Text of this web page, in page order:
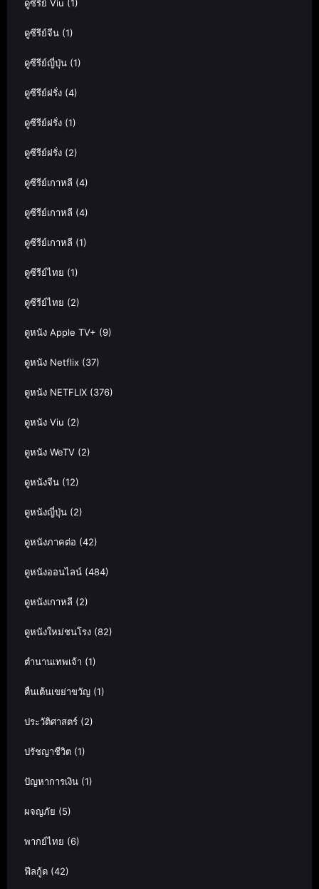
ดูซีรีย์ Viu (1)
ดูซีรีย์จีน (1)
ดูซีรีย์ญี่ปุ่น (1)
ดูซีรีย์ฝรั่ง (4)
ดูซีรีย์ฝรั่ง (1)
ดูซีรีย์ฝรั่ง (2)
ดูซีรีย์เกาหลี (4)
ดูซีรีย์เกาหลี (4)
ดูซีรีย์เกาหลี (1)
ดูซีรีย์ไทย (1)
ดูซีรีย์ไทย (2)
ดูหนัง Apple TV+ (9)
ดูหนัง Netflix (37)
ดูหนัง NETFLIX (376)
ดูหนัง Viu (2)
ดูหนัง WeTV (2)
ดูหนังจีน (12)
ดูหนังญี่ปุ่น (2)
ดูหนังภาคต่อ (42)
ดูหนังออนไลน์ (484)
ดูหนังเกาหลี (2)
ดูหนังใหม่ชนโรง (82)
ตำนานเทพเจ้า (1)
ตื่นเต้นเขย่าขวัญ (1)
ประวัติศาสตร์ (2)
ปรัชญาชีวิต (1)
ปัญหาการเงิน (1)
ผจญภัย (5)
พากย์ไทย (6)
ฟีลกู้ด (42)